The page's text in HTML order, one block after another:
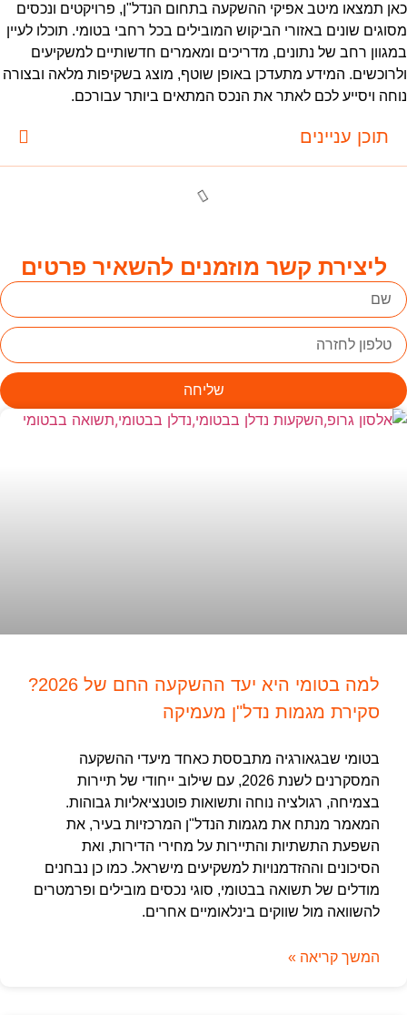
ליצירת קשר מוזמנים להשאיר פרטים
שליחה
למה בטומי היא יעד ההשקעה החם של 2026?
סקירת מגמות נדל"ן מעמיקה
בטומי שבגאורגיה מתבססת כאחד מיעדי ההשקעה
המסקרנים לשנת 2026, עם שילוב ייחודי של תיירות
בצמיחה, רגולציה נוחה ותשואות פוטנציאליות גבוהות.
המאמר מנתח את מגמות הנדל"ן המרכזיות בעיר, את
השפעת התשתיות והתיירות על מחירי הדירות, ואת
הסיכונים וההזדמנויות למשקיעים מישראל. כמו כן נבחנים
מודלים של תשואה בבטומי, סוגי נכסים מובילים ופרמטרים
להשוואה מול שווקים בינלאומיים אחרים.
המשך קריאה »
תמצאו מיטב אפיקי ההשקעה בתחום הנדל"ן, פרויקטים ונכסים
שונים באזורי הביקוש המובילים בכל רחבי בטומי. תוכלו לעיין
רחב של נתונים, מדריכים ומאמרים חדשותיים למשקיעים
המידע מתעדכן באופן שוטף, מוצג בשקיפות מלאה ובצורה
ויסייע לכם לאתר את הנכס המתאים ביותר עבורכם.
תוכן עניינים